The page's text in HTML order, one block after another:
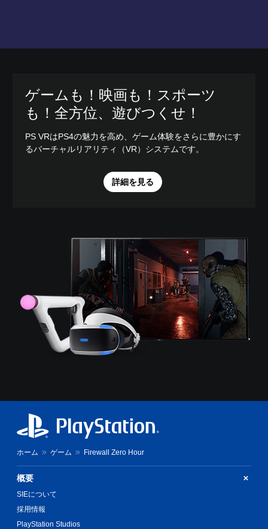
ゲームも！映画も！スポーツ
も！全方位、遊びつくせ！
PS VRはPS4の魅力を高め、ゲーム体験をさらに豊かにす
るバーチャルリアリティ（VR）システムです。
詳細を見る
ホーム ゲーム Firewall Zero Hour
概要
SIEについて
採用情報
PlayStation Studios